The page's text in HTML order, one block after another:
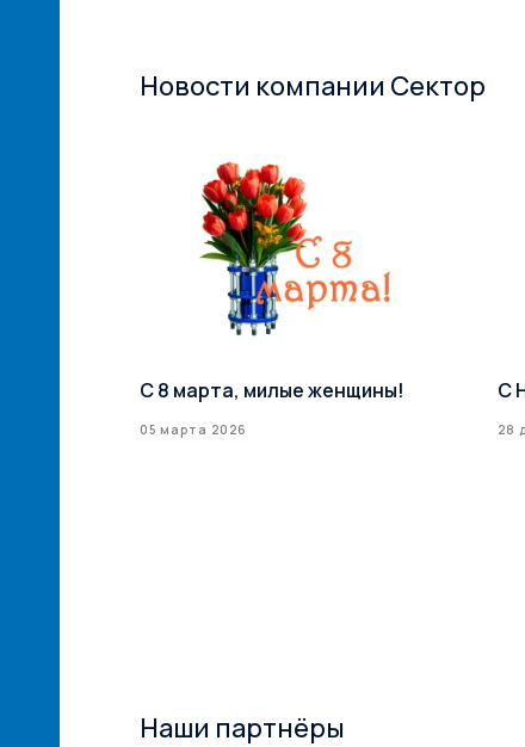
Новости компании Сектор
С 8 марта, милые женщины!
05 марта 2026
С
28
Наши партнёры